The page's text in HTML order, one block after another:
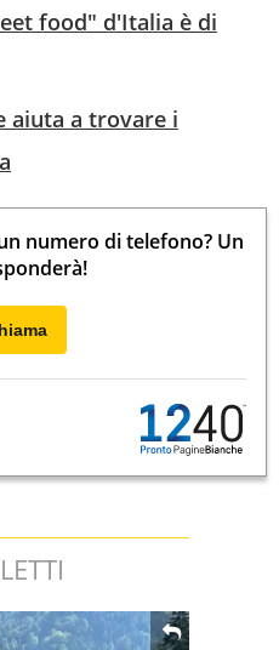
food" d'Italia è di
aiuta a trovare i
numero di telefono? Un